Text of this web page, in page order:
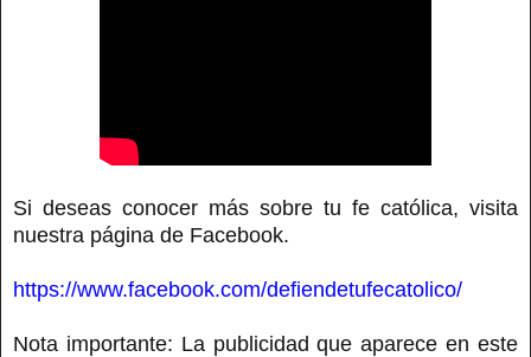
Si deseas conocer más sobre tu fe católica, visita
nuestra página de Facebook.
https://www.facebook.com/defiendetufecatolico/
Nota importante: La publicidad que aparece en este